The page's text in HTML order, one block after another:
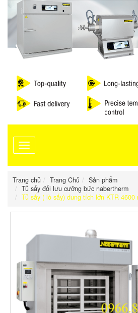
Toggle
navigation
Trang chủ Trang Chủ
Sản phẩm
Tủ sấy đối lưu cưỡng bức nabertherm
Tủ sấy ( lò sấy) dung tích lớn KTR 4600